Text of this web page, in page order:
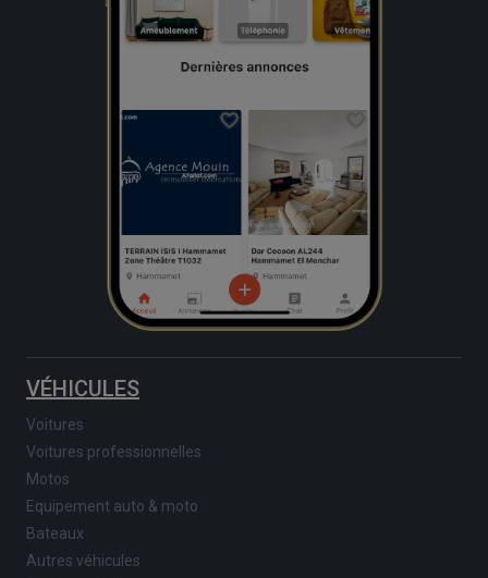
VÉHICULES
Voitures
Voitures professionnelles
Motos
Equipement auto & moto
Bateaux
Autres véhicules